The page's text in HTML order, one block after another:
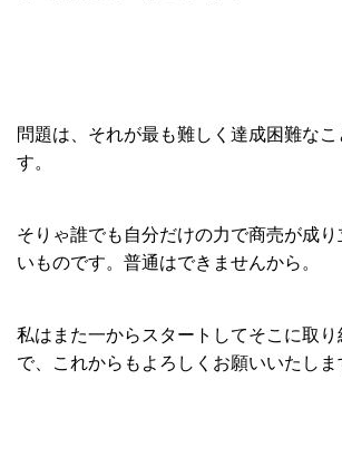
問題は、それが最も難しく達成困難な
す。
そりゃ誰でも自分だけの力で商売が成
いものです。普通はできませんから。
私はまた一からスタートしてそこに取
で、これからもよろしくお願いいたしま